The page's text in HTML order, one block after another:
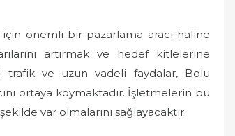
önemli bir pazarlama aracı haline
artırmak ve hedef kitlelerine
trafik ve uzun vadeli faydalar, Bolu
ortaya koymaktadır. İşletmelerin bu
var olmalarını sağlayacaktır.